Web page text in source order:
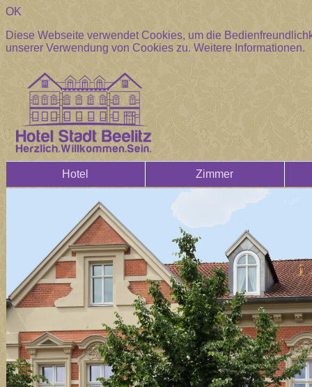
OK
Diese Webseite verwendet Cookies, um die
unserer Verwendung von Cookies zu.Weitere Informationen.
Hotel Zimmer